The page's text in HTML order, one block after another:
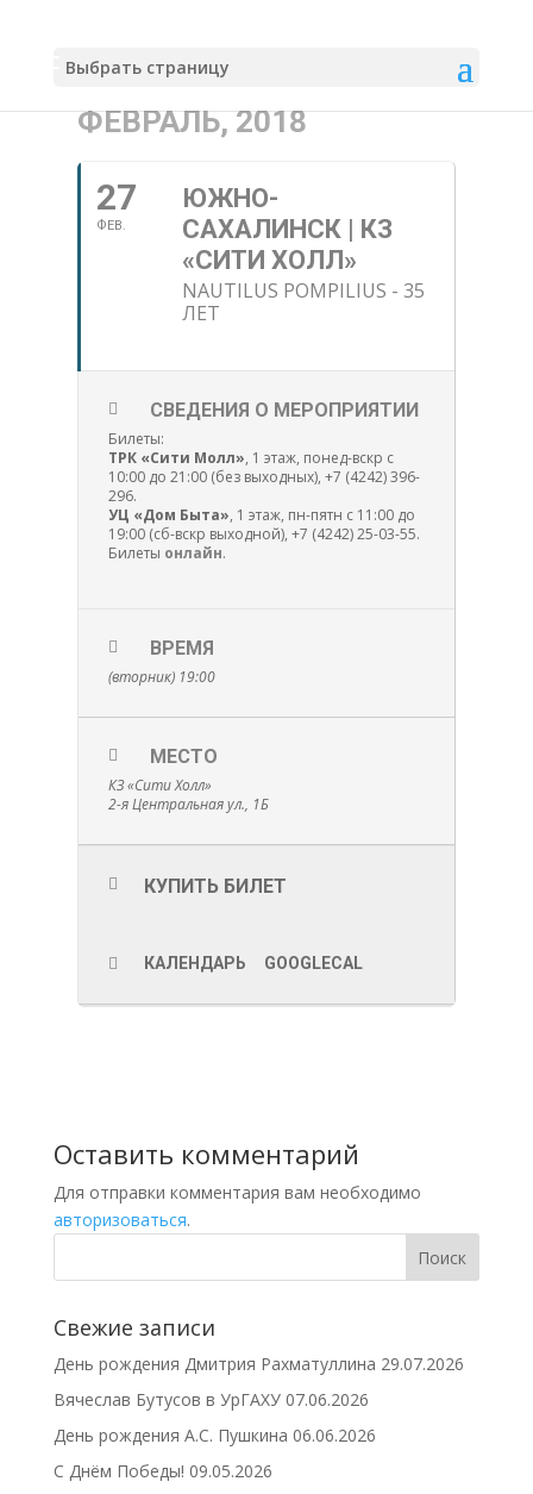
Выбрать страницу
ФЕВРАЛЬ, 2018
27
ФЕВ.
ЮЖНО-
САХАЛИНСК | КЗ
«СИТИ ХОЛЛ»
NAUTILUS POMPILIUS - 35
ЛЕТ
СВЕДЕНИЯ О МЕРОПРИЯТИИ
Билеты:
ТРК «Сити Молл», 1 этаж, понед-вскр с
10:00 до 21:00 (без выходных), +7 (4242) 396-
296.
УЦ «Дом Быта», 1 этаж, пн-пятн с 11:00 до
19:00 (сб-вскр выходной), +7 (4242) 25-03-55.
Билеты онлайн.
ВРЕМЯ
(вторник) 19:00
МЕСТО
КЗ «Сити Холл»
2-я Центральная ул., 1Б
КУПИТЬ БИЛЕТ
КАЛЕНДАРЬ GOOGLECAL
Оставить комментарий
Для отправки комментария вам необходимо
авторизоваться.
Свежие записи
День рождения Дмитрия Рахматуллина 29.07.2026
Вячеслав Бутусов в УрГАХУ 07.06.2026
День рождения А.С. Пушкина 06.06.2026
С Днём Победы! 09.05.2026